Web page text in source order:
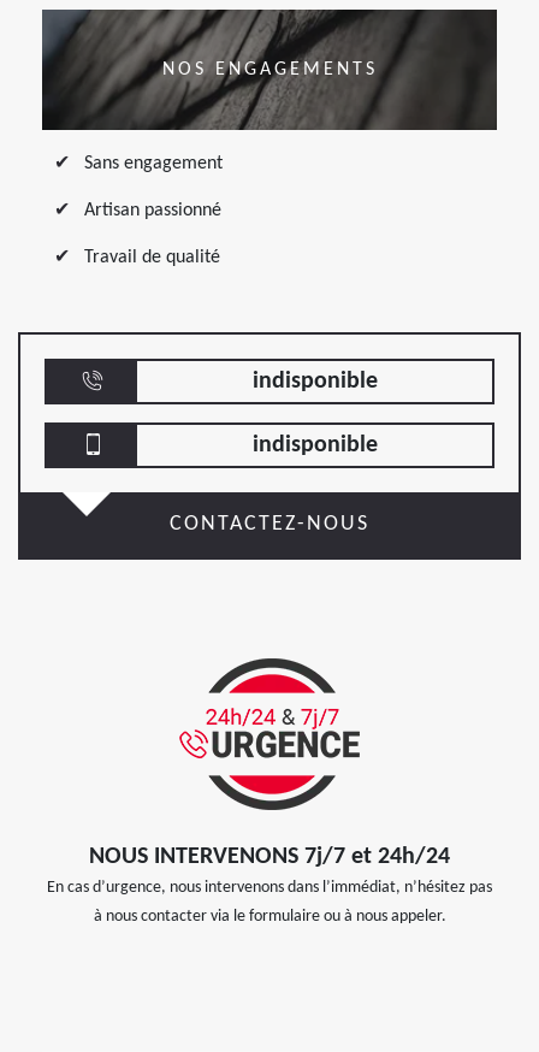
NOS ENGAGEMENTS
Sans engagement
Artisan passionné
Travail de qualité
indisponible
indisponible
CONTACTEZ-NOUS
NOUS INTERVENONS 7j/7 et 24h/24
En cas d’urgence, nous intervenons dans l’immédiat, n’hésitez pas
à nous contacter via le formulaire ou à nous appeler.